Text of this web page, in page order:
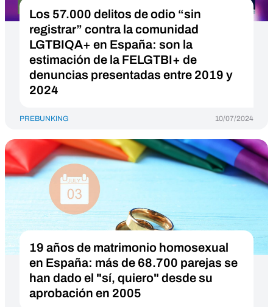
Los 57.000 delitos de odio “sin
registrar” contra la comunidad
LGTBIQA+ en España: son la
estimación de la FELGTBI+ de
denuncias presentadas entre 2019 y
2024
PREBUNKING 10/07/2024
19 años de matrimonio homosexual
en España: más de 68.700 parejas se
han dado el "sí, quiero" desde su
aprobación en 2005